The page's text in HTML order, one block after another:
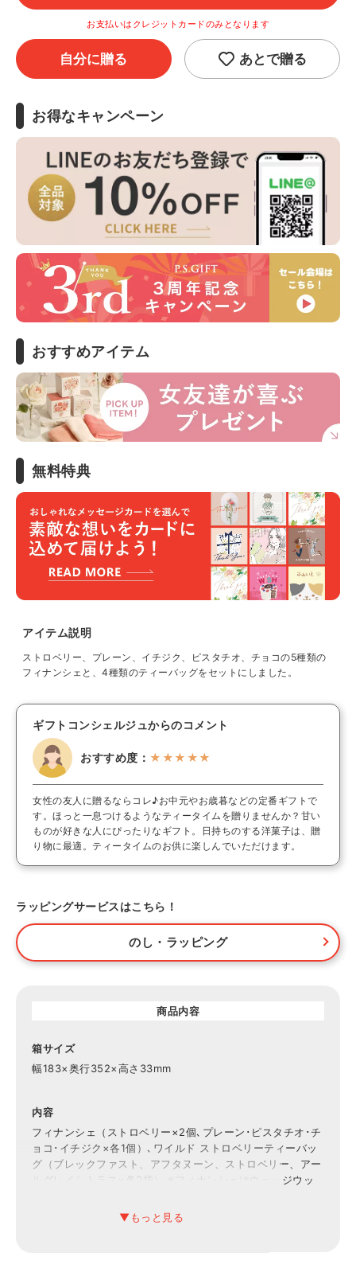
お支払いはクレジットカードのみとなります
自分に贈る あとで贈る
お得なキャンペーン
おすすめアイテム
無料特典
アイテム説明
ストロベリー、プレーン、イチジク、ピスタチオ、チョコの5種類の
フィナンシェと、4種類のティーバッグをセットにしました。
ギフトコンシェルジュからのコメント
おすすめ度： ★★★★★
女性の友人に贈るならコレ♪お中元やお歳暮などの定番ギフトで
す。ほっと一息つけるようなティータイムを贈りませんか？甘い
ものが好きな人にぴったりなギフト。日持ちのする洋菓子は、贈
り物に最適。ティータイムのお供に楽しんでいただけます。
ラッピングサービスはこちら！
のし・ラッピング
商品内容
箱サイズ
幅183×奥行352×高さ33mm
内容
フィナンシェ（ストロベリー×2個､プレーン･ピスタチオ･チ
ョコ･イチジク×各1個）､ワイルド ストロベリーティーバッ
グ（ブレックファスト、アフタヌーン、ストロベリー、アー
ルグレイシトラス×各2袋） ※フィナンシェはウェッジウッ